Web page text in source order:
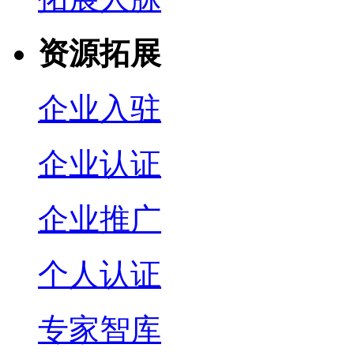
资源拓展
企业入驻
企业认证
企业推广
个人认证
专家智库